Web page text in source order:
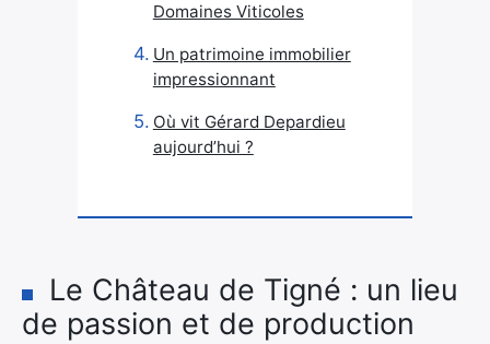
Domaines Viticoles
Un patrimoine immobilier
impressionnant
Où vit Gérard Depardieu
aujourd’hui ?
Le Château de Tigné : un lieu
de passion et de production